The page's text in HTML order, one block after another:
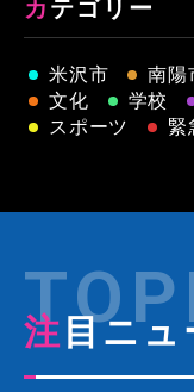
カテゴリー
米沢市 南陽
文化
学校
スポーツ
緊
注目ニ